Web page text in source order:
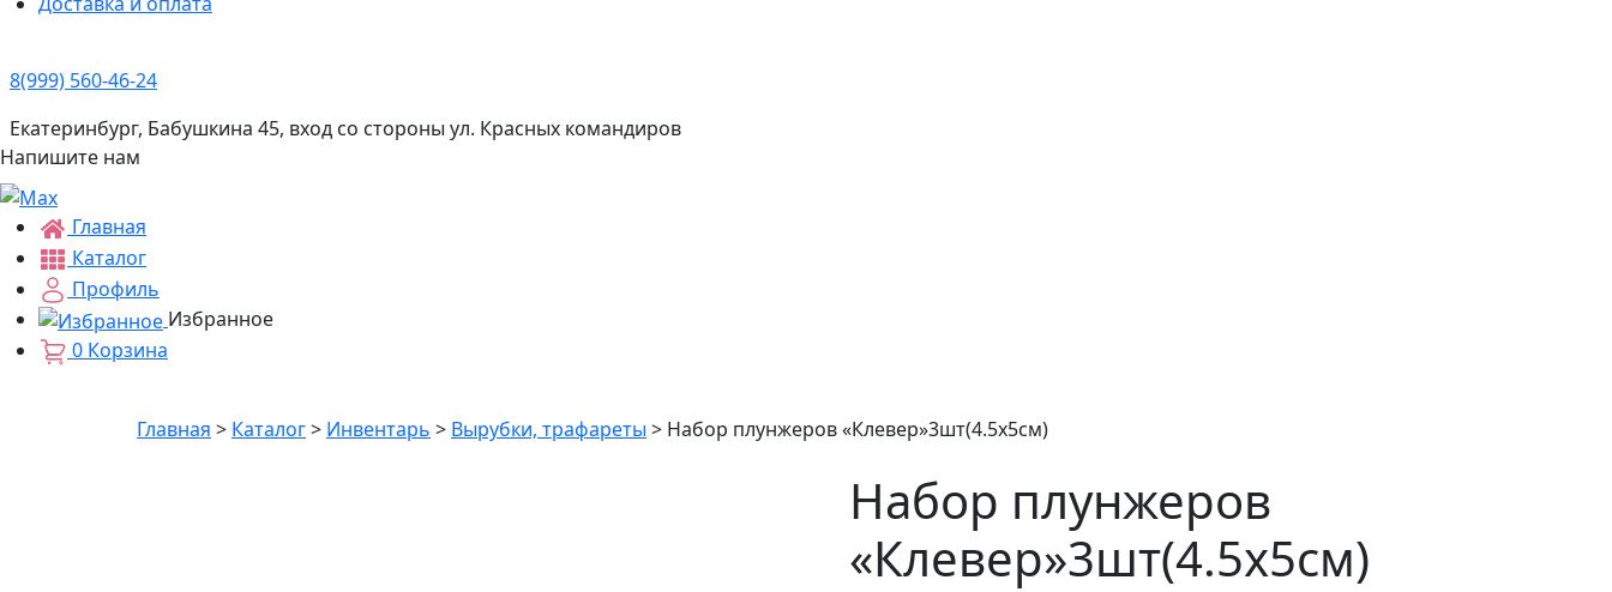
8(999) 560-46-24
Екатеринбург, Бабушкина 45, вход со стороны ул. Красных командиров
Напишите нам
Главная
Каталог
Профиль
Избранное
0 Корзина
Главная > Каталог> Инвентарь > Вырубки, трафареты > Набор плунжеров «Клевер»3шт(4.5х5см)
Набор плунжеров
«Клевер»3шт(4.5х5см)